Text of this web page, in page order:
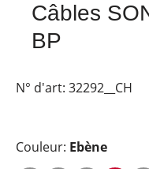
Câbles
BP
N° d'art: 32292__CH
Couleur: Ebène